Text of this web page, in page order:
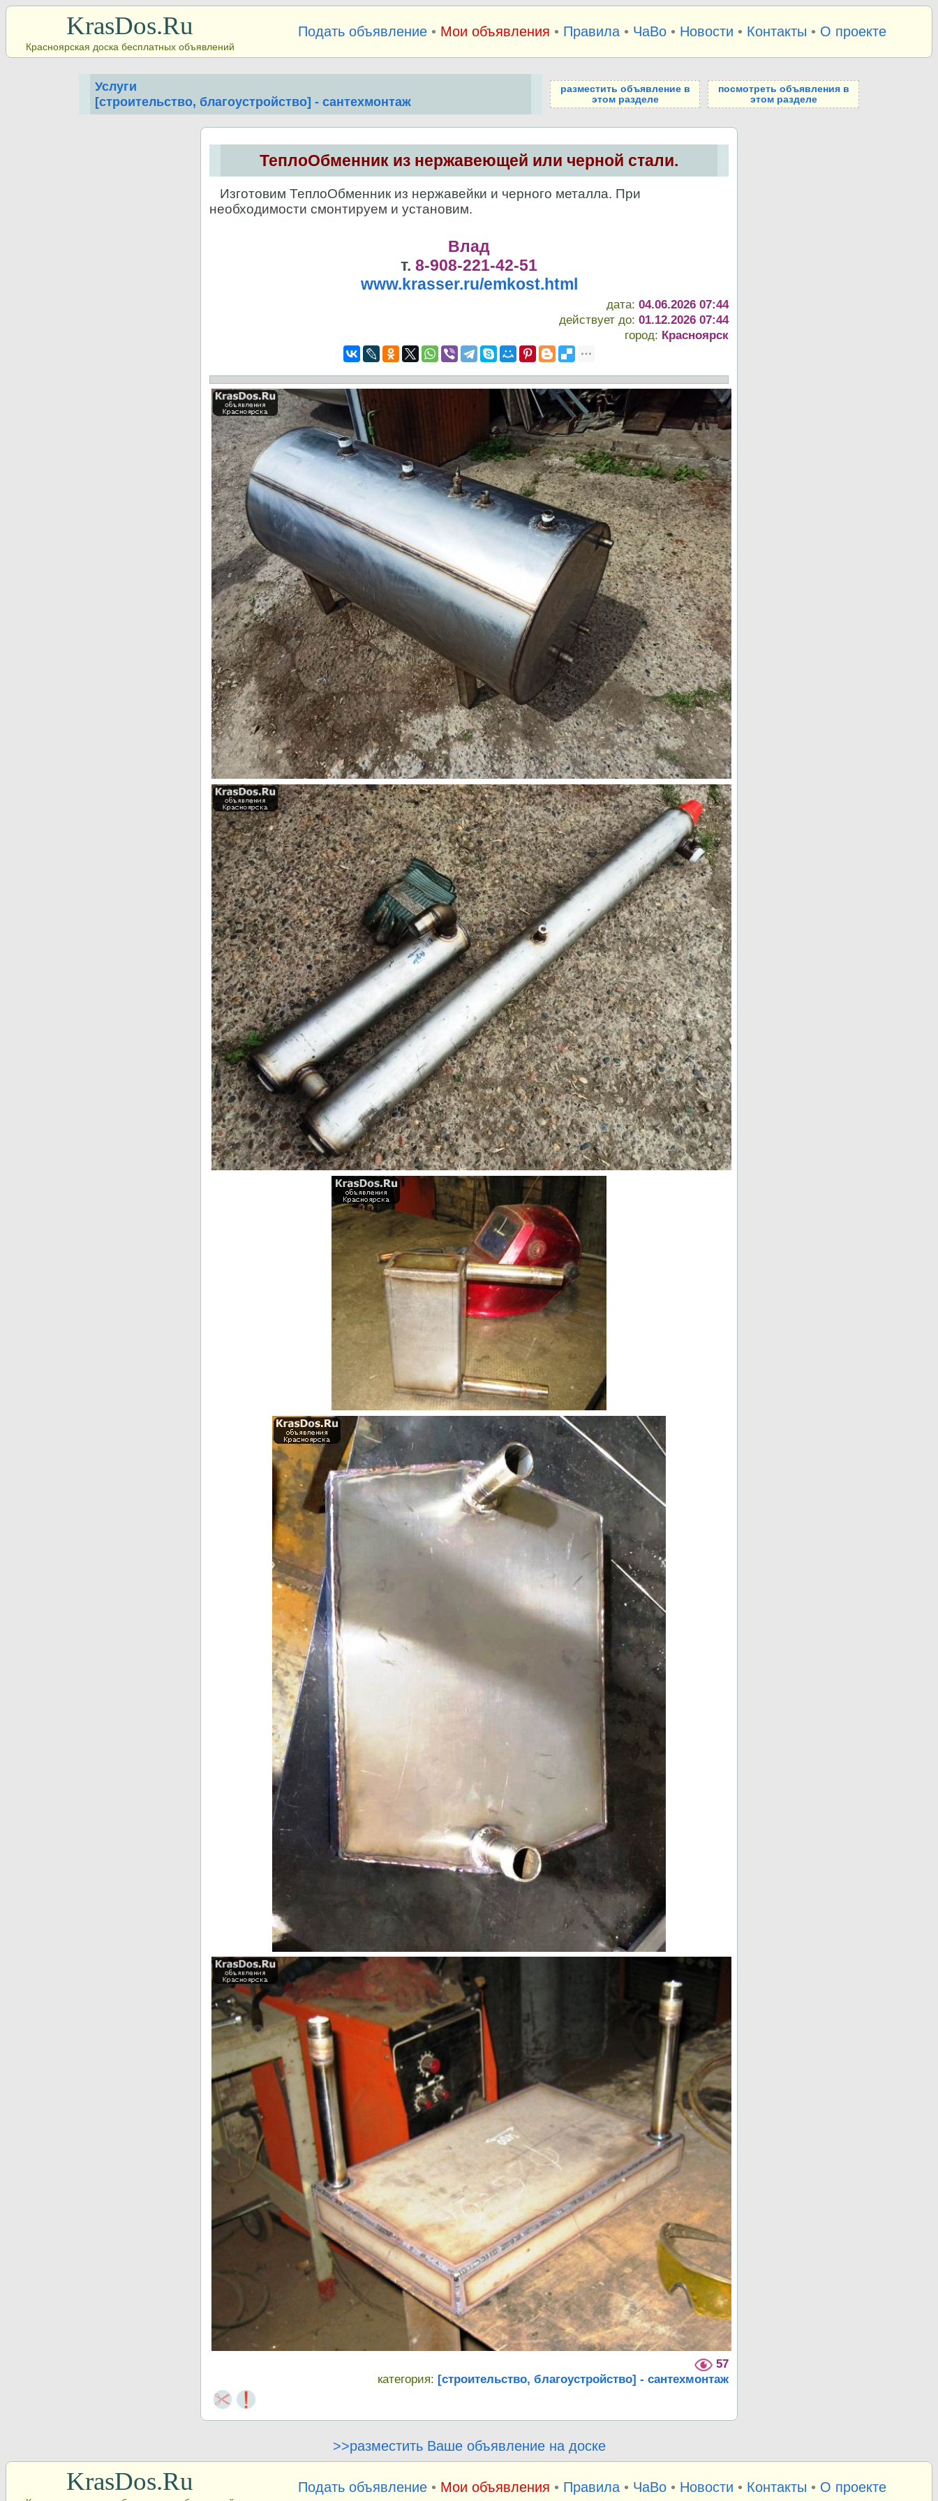
KrasDos.Ru
Красноярская доска бесплатных объявлений
Подать объявление• Мои объявления • Правила• ЧаВо• Новости • Контакты • О проекте
Услуги
[строительство, благоустройство] - сантехмонтаж
разместить объявление в
этом разделе
посмотреть объявления в
этом разделе
ТеплоОбменник из нержавеющей или черной стали.
Изготовим ТеплоОбменник из нержавейки и черного металла. При
необходимости смонтируем и установим.
Влад
т. 8-908-221-42-51
www.krasser.ru/emkost.html
дата:04.06.2026 07:44
действует до:01.12.2026 07:44
город: Красноярск
57
категория: [строительство, благоустройство] - сантехмонтаж
>>разместить Ваше объявление на доске
KrasDos.Ru Подать объявление• Мои объявления • Правила• ЧаВо• Новости • Контакты • О проекте